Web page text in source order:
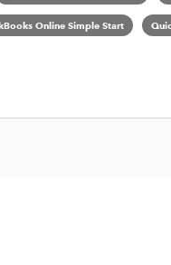
Online Simple Start